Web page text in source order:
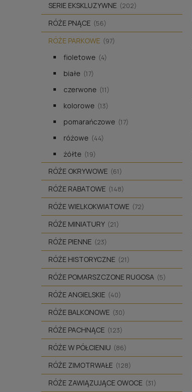
SERIE EKSKLUZYWNE (202)
RÓŻE PNĄCE (56)
RÓŻE PARKOWE (97)
fioletowe (4)
białe (17)
czerwone (11)
kolorowe (13)
pomarańczowe (17)
różowe (44)
żółte (19)
RÓŻE OKRYWOWE (61)
RÓŻE RABATOWE (148)
RÓŻE WIELKOKWIATOWE (72)
RÓŻE MINIATURY (21)
RÓŻE PIENNE (23)
RÓŻE HISTORYCZNE (21)
RÓŻE POMARSZCZONE RUGOSA (5)
RÓŻE ANGIELSKIE (40)
RÓŻE BALKONOWE (30)
RÓŻE PACHNĄCE (123)
RÓŻE W PÓŁCIENIU (86)
RÓŻE ZIMOTRWAŁE (128)
RÓŻE ZAWIĄZUJĄCE OWOCE (31)